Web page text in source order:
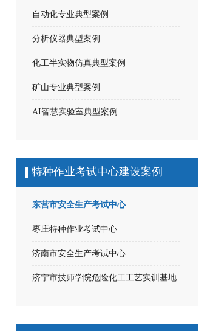
自动化专业典型案例
分析仪器典型案例
化工半实物仿真典型案例
矿山专业典型案例
AI智慧实验室典型案例
特种作业考试中心建设案例
东营市安全生产考试中心
枣庄特种作业考试中心
济南市安全生产考试中心
济宁市技师学院危险化工工艺实训基地